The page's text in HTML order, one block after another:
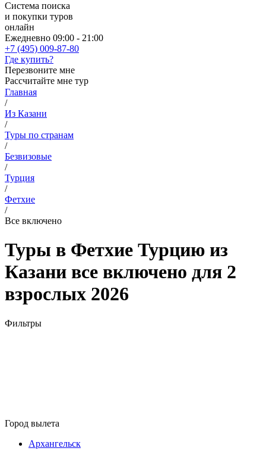
Система поиска
и покупки туров
онлайн
Ежедневно 09:00 - 21:00
+7 (495) 009-87-80
Где купить?
Перезвоните мне
Рассчитайте мне тур
Главная
/
Из Казани
/
Туры по странам
/
Безвизовые
/
Турция
/
Фетхие
/
Все включено
Туры в Фетхие Турцию из
Казани все включено для 2
взрослых 2026
Фильтры
Город вылета
Архангельск